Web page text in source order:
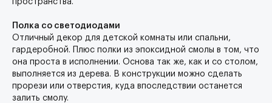
пространства.
Полка со светодиодами
Отличный декор для детской комнаты или спальни,
гардеробной. Плюс полки из эпоксидной смолы в том, что
она проста в исполнении. Основа так же, как и со столом,
выполняется из дерева. В конструкции можно сделать
прорези или отверстия, куда впоследствии останется
залить смолу.